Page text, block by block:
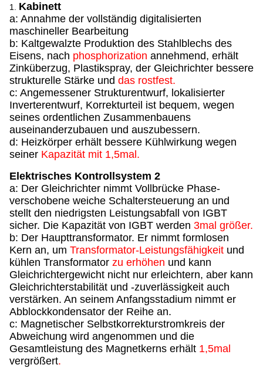
1. Kabinett
a: Annahme der vollständig digitalisierten
maschineller Bearbeitung
b: Kaltgewalzte Produktion des Stahlblechs des
Eisens, nach phosphorization annehmend, erhält
Zinküberzug, Plastikspray, der Gleichrichter bessere
strukturelle Stärke und das rostfest.
c: Angemessener Strukturentwurf, lokalisierter
Inverterentwurf, Korrekturteil ist bequem, wegen
seines ordentlichen Zusammenbauens
auseinanderzubauen und auszubessern.
d: Heizkörper erhält bessere Kühlwirkung wegen
seiner Kapazität mit 1,5mal.
Elektrisches Kontrollsystem 2
a: Der Gleichrichter nimmt Vollbrücke Phase-
verschobene weiche Schaltersteuerung an und
stellt den niedrigsten Leistungsabfall von IGBT
sicher. Die Kapazität von IGBT werden 3mal größer.
b: Der Haupttransformator. Er nimmt formlosen
Kern an, um Transformator-Leistungsfähigkeit und
kühlen Transformator zu erhöhen und kann
Gleichrichtergewicht nicht nur erleichtern, aber kann
Gleichrichterstabilität und -zuverlässigkeit auch
verstärken. An seinem Anfangsstadium nimmt er
Abblockkondensator der Reihe an.
c: Magnetischer Selbstkorrekturstromkreis der
Abweichung wird angenommen und die
Gesamtleistung des Magnetkerns erhält 1,5mal
vergrößert.